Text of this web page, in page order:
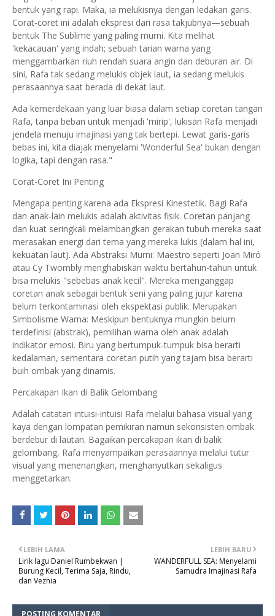
bentuk yang rapi. Maka, ia melukisnya dengan ledakan garis.
Corat-coret ini adalah ekspresi dari rasa takjubnya—sebuah
bentuk The Sublime yang paling murni. Kita melihat
'kekacauan' yang indah; sebuah tarian warna yang
menggambarkan riuh rendah suara angin dan deburan air. Di
sini, Rafa tak sedang melukis objek laut, ia sedang melukis
perasaannya saat berada di dekat laut.
Ada kemerdekaan yang luar biasa dalam setiap coretan tangan
Rafa, tanpa beban untuk menjadi 'mirip', lukisan Rafa menjadi
jendela menuju imajinasi yang tak bertepi. Lewat garis-garis
bebas ini, kita diajak menyelami 'Wonderful Sea' bukan dengan
logika, tapi dengan rasa."
​Corat-Coret Ini Penting
​Mengapa penting karena ada ​Ekspresi Kinestetik. Bagi Rafa
dan anak-lain melukis adalah aktivitas fisik. Coretan panjang
dan kuat seringkali melambangkan gerakan tubuh mereka saat
merasakan energi dari tema yang mereka lukis (dalam hal ini,
kekuatan laut). Ada Abstraksi Murni: Maestro seperti Joan Miró
atau Cy Twombly menghabiskan waktu bertahun-tahun untuk
bisa melukis "sebebas anak kecil". Mereka menganggap
coretan anak sebagai bentuk seni yang paling jujur karena
belum terkontaminasi oleh ekspektasi publik. Merupakan ​
Simbolisme Warna: Meskipun bentuknya mungkin belum
terdefinisi (abstrak), pemilihan warna oleh anak adalah
indikator emosi. Biru yang bertumpuk-tumpuk bisa berarti
kedalaman, sementara coretan putih yang tajam bisa berarti
buih ombak yang dinamis.
Percakapan Ikan di Balik Gelombang
Adalah catatan intuisi-intuisi Rafa melalui bahasa visual yang
kaya dengan lompatan pemikiran namun sekonsisten ombak
berdebur di lautan. Bagaikan percakapan ikan di balik
gelombang, Rafa menyampaikan perasaannya melalui tutur
visual yang menenangkan, menghanyutkan sekaligus
menggetarkan.
LEBIH BARU
WANDERFULL SEA: Menyelami
Samudra Imajinasi Rafa
LEBIH LAMA
Lirik lagu Daniel Rumbekwan |
Burung Kecil, Terima Saja, Rindu,
dan Veznia